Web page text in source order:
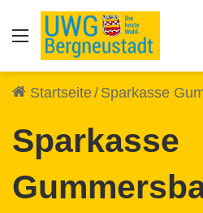
Auswahl
Startseite/ Sparkasse
Sparkasse